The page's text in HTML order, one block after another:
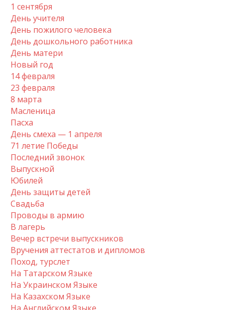
1 сентября
День учителя
День пожилого человека
День дошкольного работника
День матери
Новый год
14 февраля
23 февраля
8 марта
Масленица
Пасха
День смеха — 1 апреля
71 летие Победы
Последний звонок
Выпускной
Юбилей
День защиты детей
Свадьба
Проводы в армию
В лагерь
Вечер встречи выпускников
Вручения аттестатов и дипломов
Поход, турслет
На Татарском Языке
На Украинском Языке
На Казахском Языке
На Английском Языке